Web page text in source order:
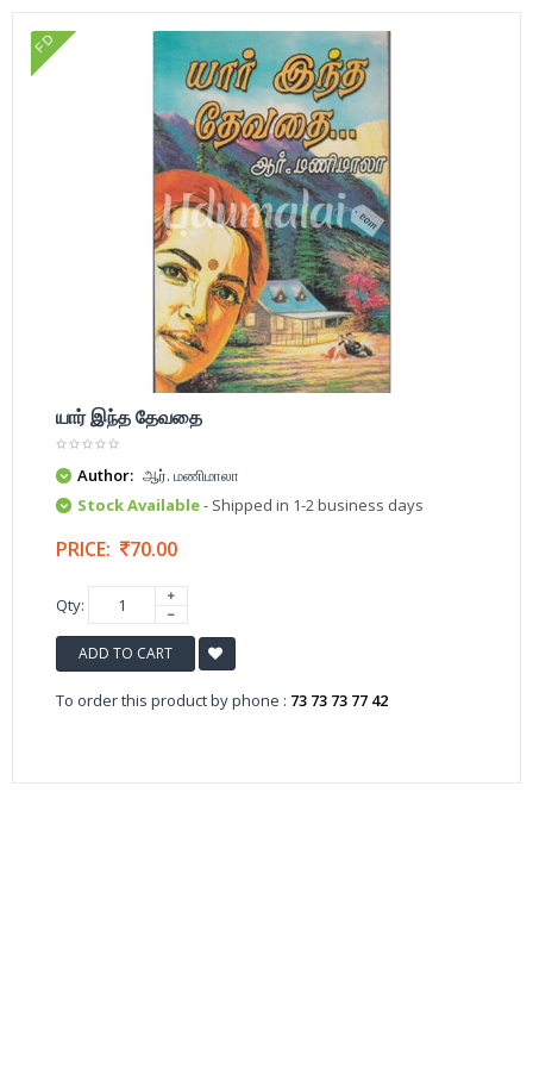
FD
யார் இந்த தேவதை
Author: ஆர். மணிமாலா
Stock Available- Shipped in 1-2 business days
PRICE: 70.00
Qty:
ADD TO CART
To order this product by phone : 73 73 73 77 42